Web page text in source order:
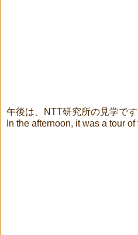
午後は、 NTT研究所の見学で
In the afternoon, it was a tour